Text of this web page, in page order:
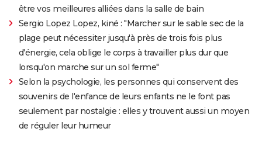
être vos meilleures alliées dans la salle de bain
Sergio Lopez Lopez, kiné : "Marcher sur le sable sec de la
plage peut nécessiter jusqu'à près de trois fois plus
d'énergie, cela oblige le corps à travailler plus dur que
lorsqu'on marche sur un sol ferme"
Selon la psychologie, les personnes qui conservent des
souvenirs de l'enfance de leurs enfants ne le font pas
seulement par nostalgie : elles y trouvent aussi un moyen
de réguler leur humeur